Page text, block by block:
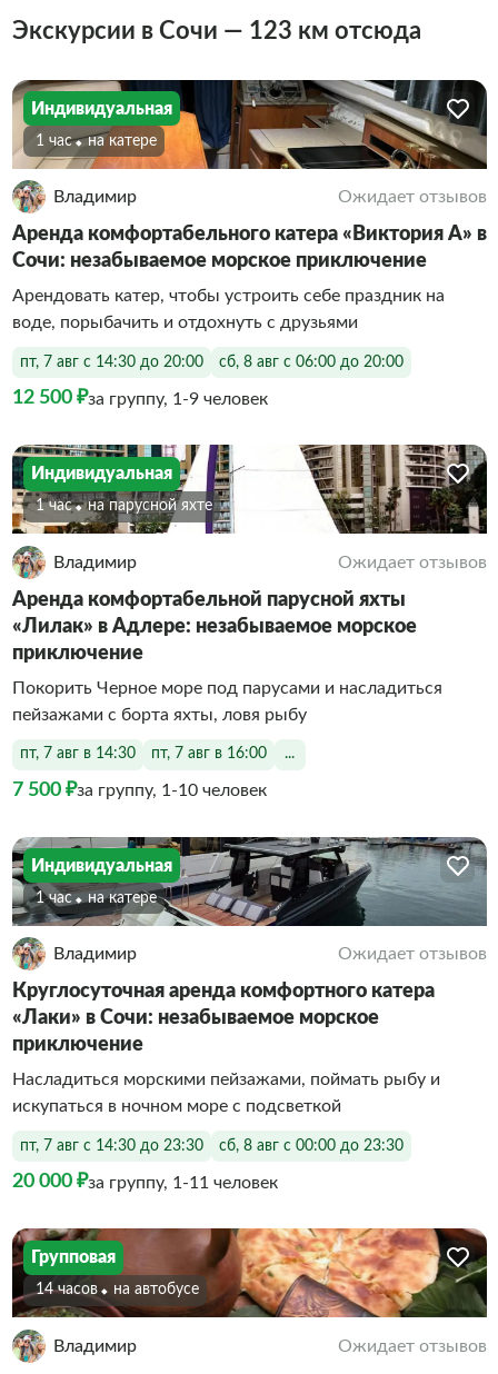
Экскурсии в Сочи — 123 км отсюда
Индивидуальная
1 час На катере
Владимир Ожидает отзывов
Аренда комфортабельного катера «Виктория А» в
Сочи: незабываемое морское приключение
Арендовать катер, чтобы устроить себе праздник на
воде, порыбачить и отдохнуть с друзьями
пт, 7 авг с 14:30 до 20:00 сб, 8 авг с 06:00 до 20:00
12 500 ₽за группу, 1-9 человек
Индивидуальная
1 час На парусной яхте
Владимир Ожидает отзывов
Аренда комфортабельной парусной яхты
«Лилак» в Адлере: незабываемое морское
приключение
Покорить Черное море под парусами и насладиться
пейзажами с борта яхты, ловя рыбу
пт, 7 авг в 14:30 пт, 7 авг в 16:00 ...
7 500 ₽за группу, 1-10 человек
Индивидуальная
1 час На катере
Владимир Ожидает отзывов
Круглосуточная аренда комфортного катера
«Лаки» в Сочи: незабываемое морское
приключение
Насладиться морскими пейзажами, поймать рыбу и
искупаться в ночном море с подсветкой
пт, 7 авг с 14:30 до 23:30 сб, 8 авг с 00:00 до 23:30
20 000 ₽за группу, 1-11 человек
Групповая
14 часов На автобусе
Владимир Ожидает отзывов